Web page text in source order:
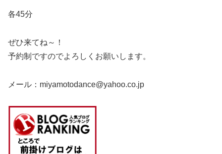
各45分
ぜひ来てね～！
予約制ですのでよろしくお願いします。
メール：miyamotodance@yahoo.co.jp